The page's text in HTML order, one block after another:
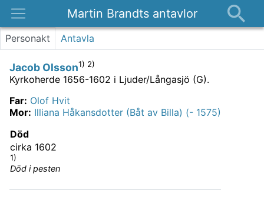
Martin Brandts antavlor
Platser
Om
Kontakt
Personakt Antavla
Jacob Olsson1) 2)
Kyrkoherde 1656-1602 i Ljuder/Långasjö (G).
Far: Olof Hvit
Mor: Illiana Håkansdotter (Båt av Billa) (- 1575)
Död
cirka 1602
1)
Död i pesten